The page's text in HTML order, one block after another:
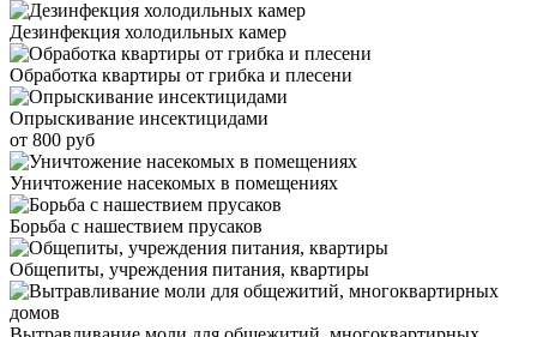
Дезинфекция холодильных камер
Обработка квартиры от грибка и плесени
Опрыскивание инсектицидами
от 800 руб
Уничтожение насекомых в помещениях
Борьба с нашествием прусаков
Общепиты, учреждения питания, квартиры